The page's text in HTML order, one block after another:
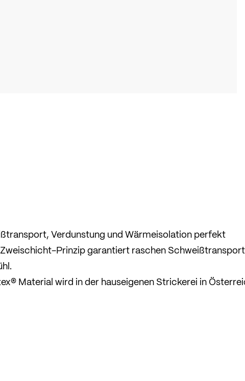
Verdunstung und Wärmeisolation perfekt
Prinzip garantiert raschen
Material wird in der hauseigenen Strickerei in